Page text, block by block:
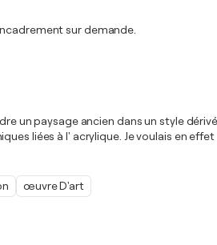
sur demande.
un paysage ancien dans un style
liées à l' acrylique. Je voulais en
œuvre D'art